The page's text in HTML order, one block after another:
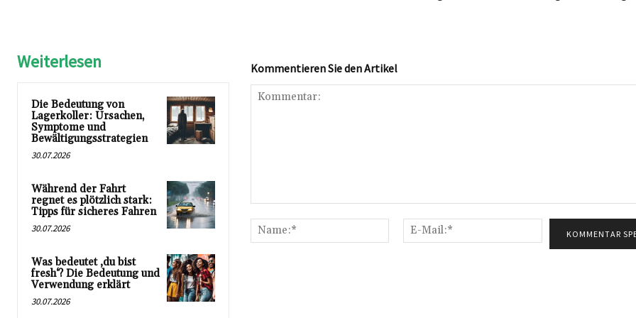
Weiterlesen
Die Bedeutung von
Lagerkoller: Ursachen,
Symptome und
Bewältigungsstrategien
30.07.2026
Während der Fahrt
regnet es plötzlich stark:
Tipps für sicheres Fahren
30.07.2026
Was bedeutet ‚du bist
fresh‘? Die Bedeutung und
Verwendung erklärt
30.07.2026
Kommentieren Sie den Artikel
Name:*
Mail:*